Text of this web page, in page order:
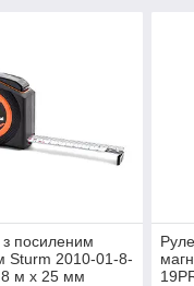
з посиленим
Sturm 2010-01-8-
8 м х 25 мм